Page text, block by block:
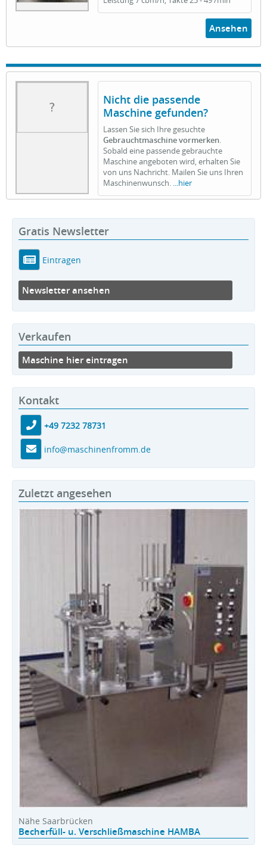
Ansehen
Nicht die passende
Maschine gefunden?
Lassen Sie sich Ihre gesuchte
Gebrauchtmaschine vormerken.
Sobald eine passende gebrauchte
Maschine angeboten wird, erhalten Sie
von uns Nachricht. Mailen Sie uns Ihren
Maschinenwunsch. ...hier
Gratis Newsletter
Eintragen
Newsletter ansehen
Verkaufen
Maschine hier eintragen
Kontakt
+49 7232 78731
info@maschinenfromm.de
Zuletzt angesehen
Nähe Saarbrücken
Becherfüll- u. Verschließmaschine HAMBA